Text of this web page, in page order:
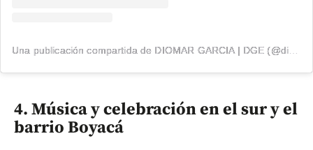
Una publicación compartida de DIOMAR GARCIA | DGE (@diomargarcia1)
4. Música y celebración en el sur y el
barrio Boyacá